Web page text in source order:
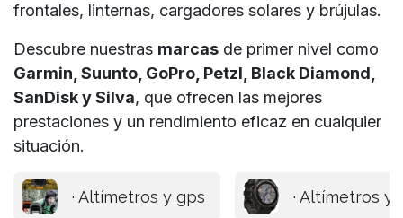
frontales, linternas, cargadores solares y brújulas.
Descubre nuestras marcas de primer nivel como
Garmin, Suunto, GoPro, Petzl, Black Diamond,
SanDisk y Silva, que ofrecen las mejores
prestaciones y un rendimiento eficaz en cualquier
situación.
· Altímetros y gps · Altímetros y